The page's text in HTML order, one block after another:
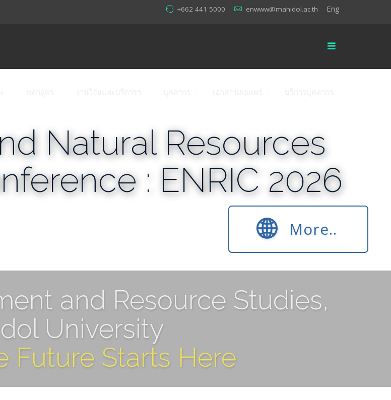
Eng
+662 441 5000 enwww@mahidol.ac.th
Natural Resources
: ENRIC 2026
More..
and Resource Studies,
University
Future Starts Here